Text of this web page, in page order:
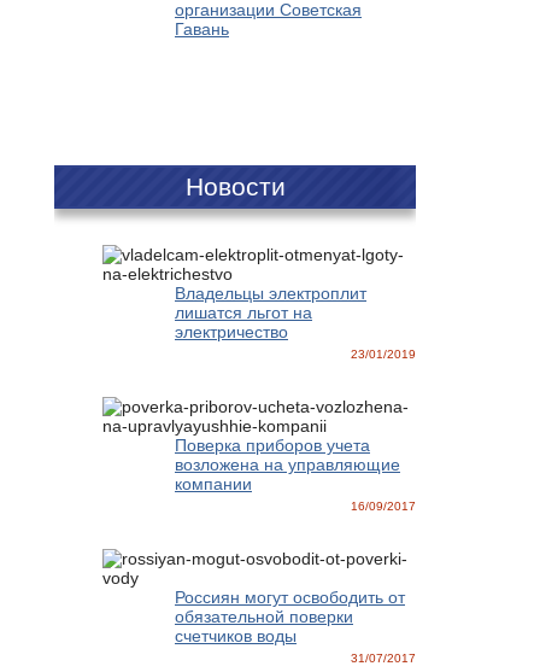
организации Советская
Гавань
Новости
Владельцы электроплит
лишатся льгот на
электричество
23/01/2019
Поверка приборов учета
возложена на управляющие
компании
16/09/2017
Россиян могут освободить от
обязательной поверки
счетчиков воды
31/07/2017